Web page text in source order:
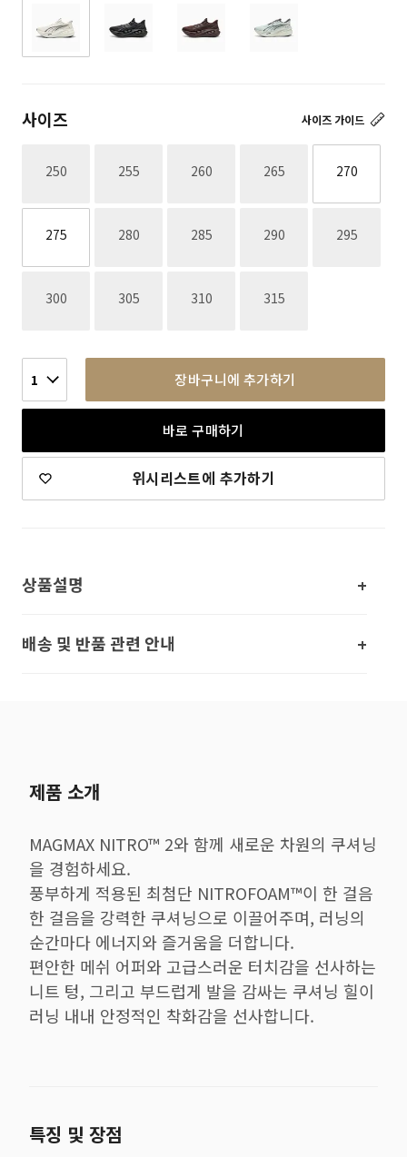
사이즈 가이드
사이즈
250재고없음 255재고없음 260재고없음 265재고없음 270
275 280재고없음 285재고없음 290재고없음 295재고없음
300재고없음 305재고없음 310재고없음 315재고없음
1 장바구니에 추가하기
바로 구매하기
위시리스트에 추가하기
상품설명
배송 및 반품 관련 안내
제품 소개
MAGMAX NITRO™ 2와 함께 새로운 차원의 쿠셔닝
을 경험하세요.
풍부하게 적용된 최첨단 NITROFOAM™이 한 걸음
한 걸음을 강력한 쿠셔닝으로 이끌어주며, 러닝의
순간마다 에너지와 즐거움을 더합니다.
편안한 메쉬 어퍼와 고급스러운 터치감을 선사하는
니트 텅, 그리고 부드럽게 발을 감싸는 쿠셔닝 힐이
러닝 내내 안정적인 착화감을 선사합니다.
특징 및 장점